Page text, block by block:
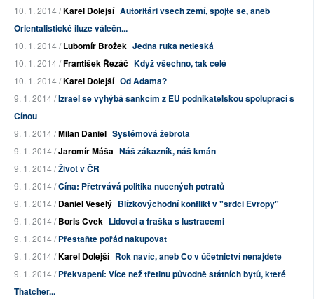
10. 1. 2014 /Karel Dolejší Autoritáři všech zemí, spojte se, aneb
Orientalistické iluze válečn...
10. 1. 2014 /Lubomír Brožek Jedna ruka netleská
10. 1. 2014 /František Řezáč Když všechno, tak celé
10. 1. 2014 /Karel Dolejší Od Adama?
9. 1. 2014 /Izrael se vyhýbá sankcím z EU podnikatelskou spoluprací s
Čínou
9. 1. 2014 /Milan Daniel Systémová žebrota
9. 1. 2014 /Jaromír Máša Náš zákazník, náš kmán
9. 1. 2014 /Život v ČR
9. 1. 2014 /Čína: Přetrvává politika nucených potratů
9. 1. 2014 /Daniel Veselý Blízkovýchodní konflikt v "srdci Evropy"
9. 1. 2014 /Boris Cvek Lidovci a fraška s lustracemi
9. 1. 2014 /Přestaňte pořád nakupovat
9. 1. 2014 /Karel Dolejší Rok navíc, aneb Co v účetnictví nenajdete
9. 1. 2014 /Překvapení: Více než třetinu původně státních bytů, které
Thatcher...